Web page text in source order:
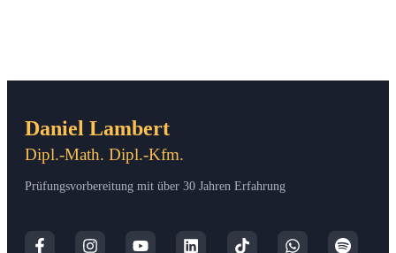
Daniel Lambert
Dipl.-Math. Dipl.-Kfm.
Prüfungsvorbereitung mit über 30 Jahren Erfahrung